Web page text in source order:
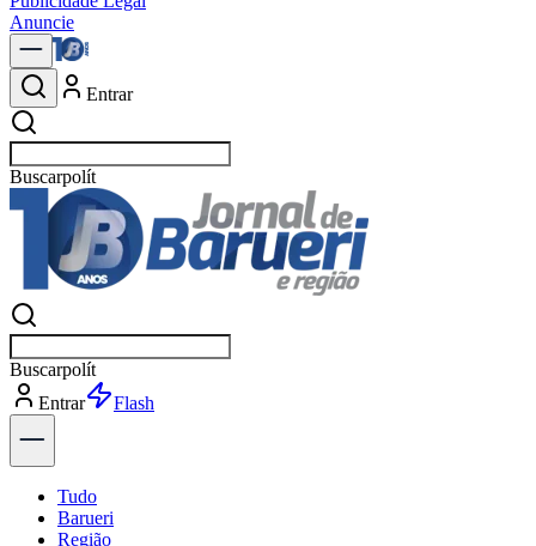
Anuncie
Entrar
Buscarnotícias em Barueri
Buscarnotícias em Barueri
Entrar
Explorar
Tudo
Barueri
Região